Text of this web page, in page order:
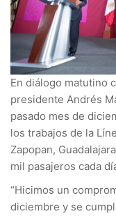
En diálogo matutino
presidente Andrés
pasado mes de
los trabajos de la
Zapopan,
mil pasajeros cada
“Hicimos un
diciembre y se